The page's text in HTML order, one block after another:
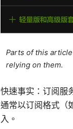
Parts of this
relying on them.
快速事实：订阅服
通常以订阅格式（
入。